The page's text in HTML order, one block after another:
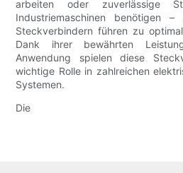
arbeiten oder zuverlässige
Industriemaschinen benötigen
Steckverbindern führen zu
Dank ihrer bewährten
Anwendung spielen diese
wichtige Rolle in zahlreichen
Systemen.
Die